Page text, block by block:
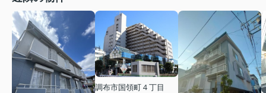
調布市国領町４丁目